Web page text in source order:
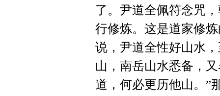
了。尹道全佩符念咒
行修炼。这是道家修
说，尹道全性好山水
山，南岳山水悉备，
道，何必更历他山。”